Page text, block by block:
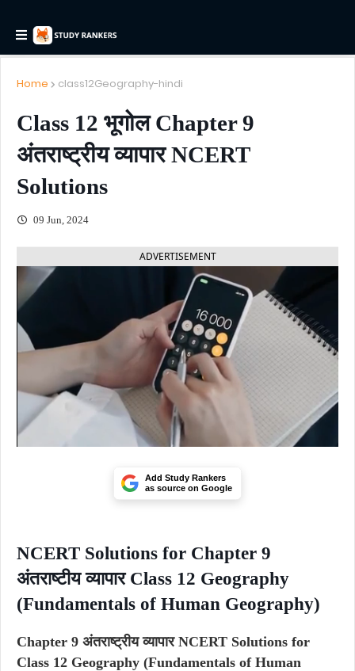
Home class12Geography-hindi
Class 12 भूगोल Chapter 9
अंतराष्ट्रीय व्यापार NCERT
Solutions
09 Jun, 2024
ADVERTISEMENT
Add Study Rankers
as source on Google
NCERT Solutions for Chapter 9
अंतराष्टीय व्यापार Class 12 Geography
(Fundamentals of Human Geography)
Chapter 9 अंतराष्ट्रीय व्यापार NCERT Solutions for
Class 12 Geography (Fundamentals of Human